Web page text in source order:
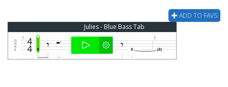
ADD TO FAVS
Julies - Blue Bass Tab